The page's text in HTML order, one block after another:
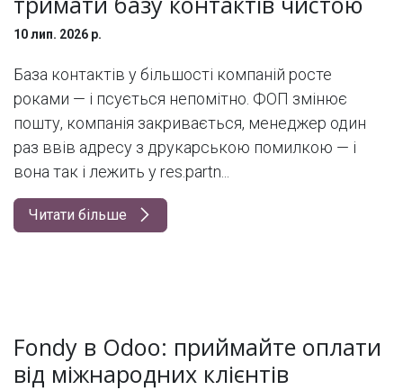
10 лип. 2026 р.
База контактів у більшості компаній росте
роками — і псується непомітно. ФОП змінює
пошту, компанія закривається, менеджер один
раз ввів адресу з друкарською помилкою — і
вона так і лежить у res.partn...
Читати більше
Fondy в Odoo: приймайте оплати
від міжнародних клієнтів